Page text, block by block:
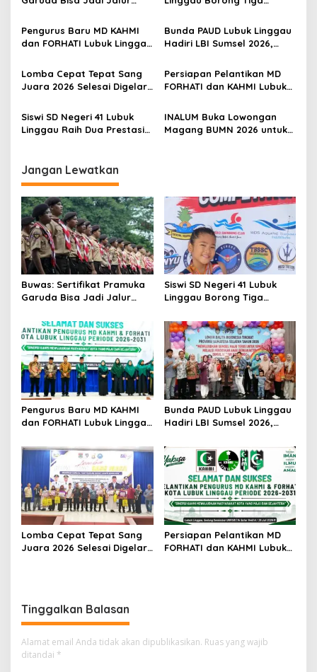
o
dan Perguruan Tinggi
Kejuaraan Akuatik
Indonesia Palembang
Pengurus Baru MD KAHMI
dan FORHATI Lubuk Linggau
Bersinergi Bangun Daerah
Bunda PAUD Lubuk Linggau
Hadiri LBI Sumsel 2026,
Keluarga dalam Tumbuh
Kembang Anak
Lomba Cepat Tepat Sang
Juara 2026 Selesai Digelar,
Penerima Penghargaan
Spesial
Persiapan Pelantikan MD
FORHATI dan KAHMI Lubuk
di Aula Embun Semimbar
UNPARI
Siswi SD Negeri 41 Lubuk
Linggau Raih Dua Prestasi
INALUM Buka Lowongan
Magang BUMN 2026 untuk
Jangan Lewatkan
Buwas: Sertifikat Pramuka
Garuda Bisa Jadi Jalur
dan Perguruan Tinggi
Siswi SD Negeri 41 Lubuk
Linggau Borong Tiga
Kejuaraan Akuatik
Indonesia Palembang
Pengurus Baru MD KAHMI
dan FORHATI Lubuk Linggau
Bersinergi Bangun Daerah
Bunda PAUD Lubuk Linggau
Hadiri LBI Sumsel 2026,
Keluarga dalam Tumbuh
Kembang Anak
Lomba Cepat Tepat Sang
Juara 2026 Selesai Digelar,
Persiapan Pelantikan MD
FORHATI dan KAHMI Lubuk
Tinggalkan Balasan
Alamat email Anda tidak akan dipublikasikan. Ruas yang wajib
ditandai *